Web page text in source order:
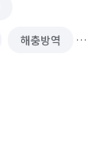
해충방역